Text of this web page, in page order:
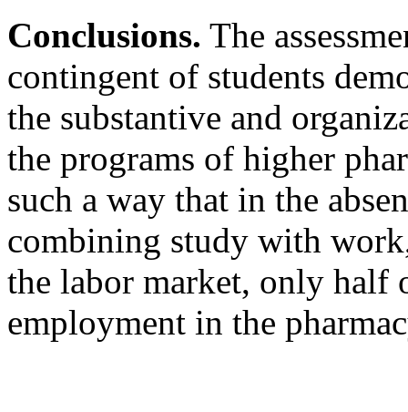
Conclusions. The
contingent of students
the substantive and
the programs of higher
such a way that in the
combining study with
the labor market, only half
employment in the